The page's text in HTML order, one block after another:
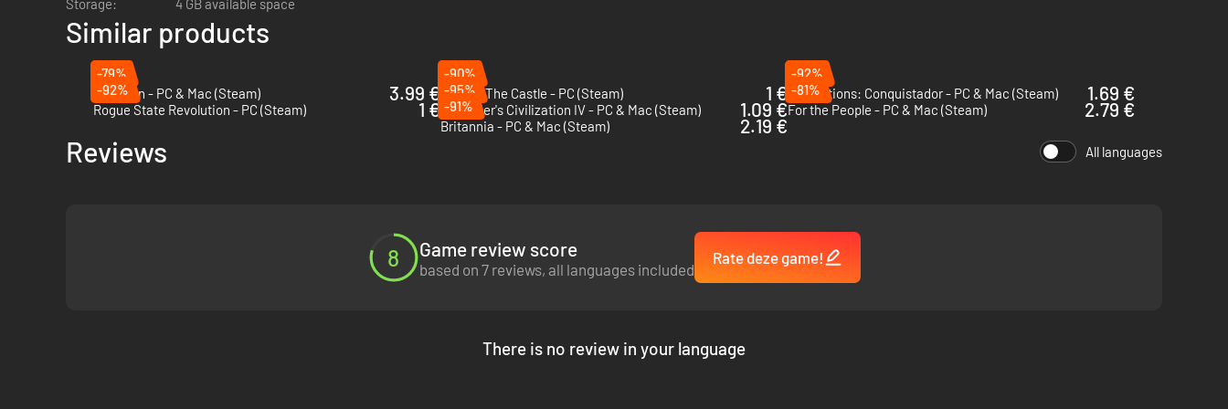
Storage:
4 GB available space
Similar products
-79%
Suzerain - PC & Mac (Steam)
3.99 €
-90%
King Of The Castle - PC (Steam)
1 €
-92%
Expeditions: Conquistador - PC & Mac (Steam)
1.69 €
-92%
Rogue State Revolution - PC (Steam)
1 €
-95%
Sid Meier's Civilization IV - PC & Mac (Steam)
1.09 €
-81%
For the People - PC & Mac (Steam)
2.79 €
-91%
Britannia - PC & Mac (Steam)
2.19 €
Reviews All languages
8 Game review score
based on 7 reviews, all languages included
Rate deze game!
There is no review in your language